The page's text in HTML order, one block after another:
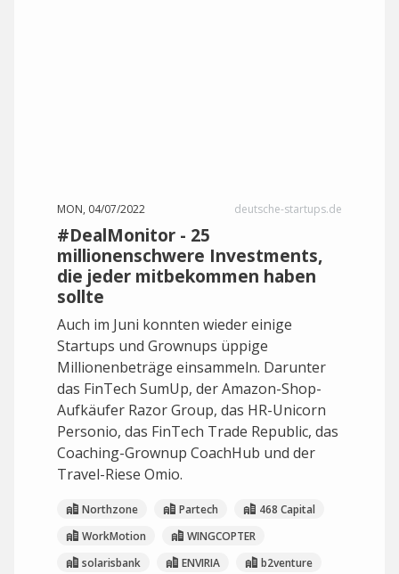
MON, 04/07/2022 deutsche-startups.de
#DealMonitor - 25
millionenschwere Investments,
die jeder mitbekommen haben
sollte
Auch im Juni konnten wieder einige
Startups und Grownups üppige
Millionenbeträge einsammeln. Darunter
das FinTech SumUp, der Amazon-Shop-
Aufkäufer Razor Group, das HR-Unicorn
Personio, das FinTech Trade Republic, das
Coaching-Grownup CoachHub und der
Travel-Riese Omio.
Northzone Partech
468 Capital
WorkMotion
WINGCOPTER
solarisbank
ENVIRIA
b2venture